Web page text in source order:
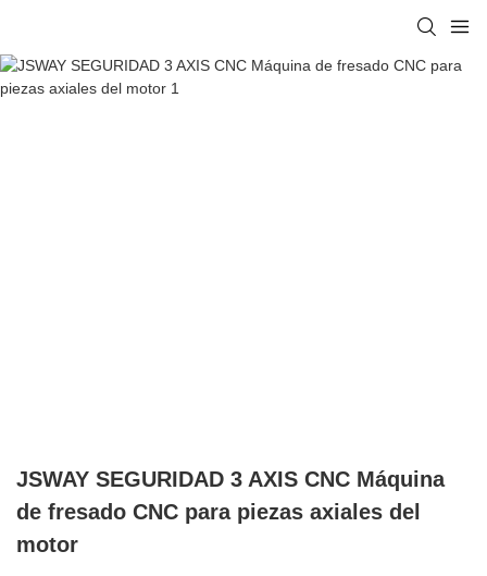
JSWAY SEGURIDAD 3 AXIS CNC Máquina
de fresado CNC para piezas axiales del
motor